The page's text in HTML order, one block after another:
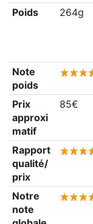
Poids
264g
Note
poids
Prix
approxi
matif
85€
Rapport
qualité/
prix
Notre
note